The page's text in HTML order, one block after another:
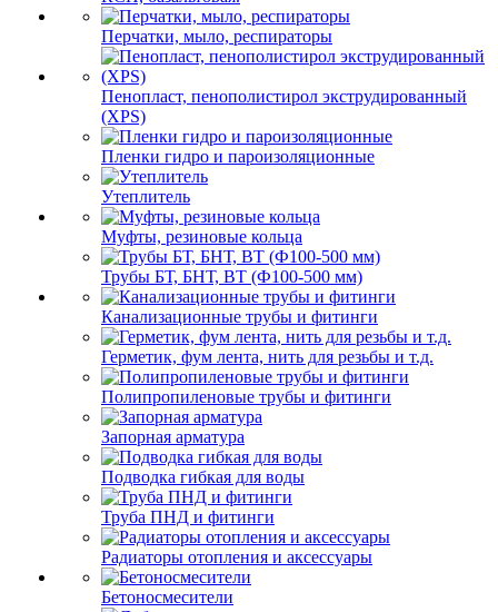
Перчатки, мыло, респираторы
Пенопласт, пенополистирол экструдированный
(XPS)
Пленки гидро и пароизоляционные
Утеплитель
Муфты, резиновые кольца
Трубы БТ, БНТ, ВТ (Ф100-500 мм)
Канализационные трубы и фитинги
Герметик, фум лента, нить для резьбы и т.д.
Полипропиленовые трубы и фитинги
Запорная арматура
Подводка гибкая для воды
Труба ПНД и фитинги
Радиаторы отопления и аксессуары
Бетоносмесители